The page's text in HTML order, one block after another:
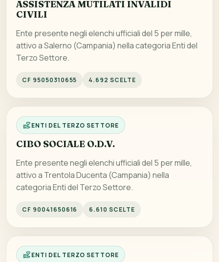
ASSISTENZA MUTILATI INVALIDI
CIVILI
Ente presente negli elenchi ufficiali del 5 per mille,
attivo a Salerno (Campania) nella categoria Enti del
Terzo Settore.
CF 95050310655 4.692 SCELTE
ENTI DEL TERZO SETTORE
CIBO SOCIALE O.D.V.
Ente presente negli elenchi ufficiali del 5 per mille,
attivo a Trentola Ducenta (Campania) nella
categoria Enti del Terzo Settore.
CF 90041650616 6.610 SCELTE
ENTI DEL TERZO SETTORE